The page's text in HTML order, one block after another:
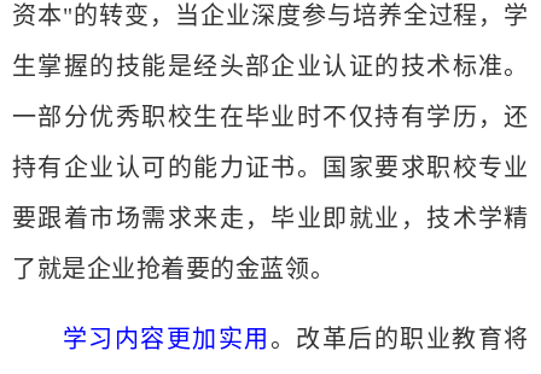
资本"的转变，当企业深度参与培养全过程，学
生掌握的技能是经头部企业认证的技术标准。
一部分优秀职校生在毕业时不仅持有学历，还
持有企业认可的能力证书。国家要求职校专业
要跟着市场需求来走，毕业即就业，技术学精
了就是企业抢着要的金蓝领。
学习内容更加实用 。改革后的职业教育将